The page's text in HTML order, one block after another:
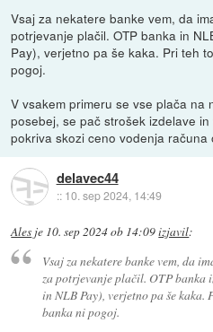
Vsaj za nekatere banke vem, da
potrjevanje plačil. OTP banka in
Pay), verjetno pa še kaka. Pri teh
pogoj.
V vsakem primeru se vse plača na
posebej, se pač strošek izdelave
pokriva skozi ceno vodenja
delavec44
:: 10. sep 2024, 14:49
Ales je 10. sep 2024 ob 14:09izjavil:
Vsaj za nekatere banke vem, da
za potrjevanje plačil. OTP banka
in NLB Pay), verjetno pa še
banka ni pogoj.